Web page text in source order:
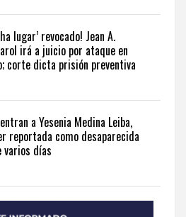
ha lugar’ revocado! Jean A.
irá a juicio por ataque en
corte dicta prisión preventiva
a Yesenia Medina Leiba,
reportada como desaparecida
varios días